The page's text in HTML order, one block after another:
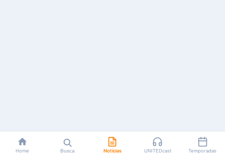
Home Busca Notícias UNITEDcast Temporadas